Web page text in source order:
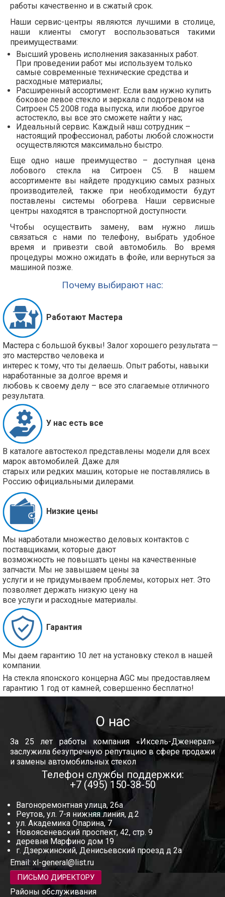
работы качественно и в сжатый срок.
Наши сервис-центры являются лучшими в столице,
наши клиенты смогут воспользоваться такими
преимуществами:
Высший уровень исполнения заказанных работ.
При проведении работ мы используем только
самые современные технические средства и
расходные материалы;
Расширенный ассортимент. Если вам нужно купить
боковое левое стекло и зеркала с подогревом на
Ситроен С5 2008 года выпуска, или любое другое
астостекло, вы все это сможете найти у нас;
Идеальный сервис. Каждый наш сотрудник –
настоящий профессионал, работы любой сложности
осуществляются максимально быстро.
Еще одно наше преимущество – доступная цена
лобового стекла на Ситроен С5. В нашем
ассортименте вы найдете продукцию самых разных
производителей, также при необходимости будут
поставлены системы обогрева. Наши сервисные
центры находятся в транспортной доступности.
Чтобы осуществить замену, вам нужно лишь
связаться с нами по телефону, выбрать удобное
время и привезти свой автомобиль. Во время
процедуры можно ожидать в фойе, или вернуться за
машиной позже.
Почему выбирают нас:
Работают Мастера
Мастера с большой буквы! Залог хорошего результата —
это мастерство человека и
интерес к тому, что ты делаешь. Опыт работы, навыки
наработанные за долгое время и
любовь к своему делу – все это слагаемые отличного
результата.
У нас есть все
В каталоге автостекол представлены модели для всех
марок автомобилей. Даже для
старых или редких машин, которые не поставлялись в
Россию официальными дилерами.
Низкие цены
Мы наработали множество деловых контактов с
поставщиками, которые дают
возможность не повышать цены на качественные
запчасти. Мы не завышаем цены за
услуги и не придумываем проблемы, которых нет. Это
позволяет держать низкую цену на
все услуги и расходные материалы.
Гарантия
Мы даем гарантию 10 лет на установку стекол в нашей
компании.
На стекла японского концерна AGC мы предоставляем
гарантию 1 год от камней, совершенно бесплатно!
О нас
За 25 лет работы компания «Иксель-Дженерал»
заслужила безупречную репутацию в сфере продажи
и замены автомобильных стекол
Телефон службы поддержки:
+7 (495) 150-38-50
Вагоноремонтная улица, 26а
Реутов, ул. 7-я нижняя линия, д.2
ул. Академика Опарина, 7
Новоясеневский проспект, 42, стр. 9
деревня Марфино дом 19
г. Дзержинский, Денисьевский проезд д 2а
Email: xl-general@list.ru
ПИСЬМО ДИРЕКТОРУ
Районы обслуживания